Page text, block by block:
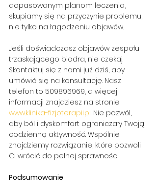
dopasowanym planom leczenia,
skupiamy się na przyczynie problemu,
nie tylko na łagodzeniu objawów.
Jeśli doświadczasz objawów zespołu
trzaskającego biodra, nie czekaj.
Skontaktuj się z nami już dziś, aby
umówić się na konsultację. Nasz
telefon to 509896969, a więcej
informacji znajdziesz na stronie
www.klinika-fizjoterapii.pl. Nie pozwól,
aby ból i dyskomfort ograniczały Twoją
codzienną aktywność. Wspólnie
znajdziemy rozwiązanie, które pozwoli
Ci wrócić do pełnej sprawności.
Podsumowanie